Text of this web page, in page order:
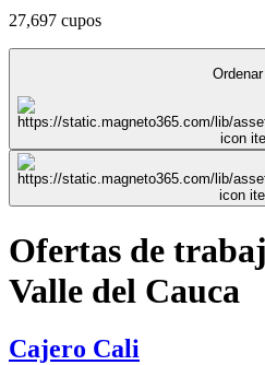
27,697 cupos
Ofertas de
Valle del Cauca
Cajero Cali